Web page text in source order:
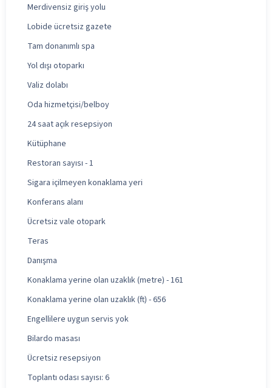
Merdivensiz giriş yolu
Lobide ücretsiz gazete
Tam donanımlı spa
Yol dışı otoparkı
Valiz dolabı
Oda hizmetçisi/belboy
24 saat açık resepsiyon
Kütüphane
Restoran sayısı - 1
Sigara içilmeyen konaklama yeri
Konferans alanı
Ücretsiz vale otopark
Teras
Danışma
Konaklama yerine olan uzaklık (metre) - 161
Konaklama yerine olan uzaklık (ft) - 656
Engellilere uygun servis yok
Bilardo masası
Ücretsiz resepsiyon
Toplantı odası sayısı: 6